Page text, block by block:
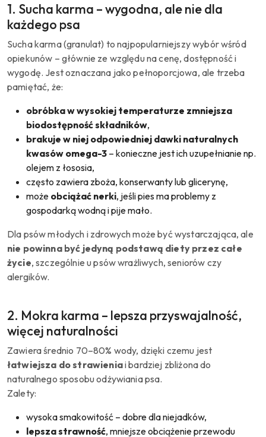
1. Sucha karma – wygodna, ale nie dla
każdego psa
Sucha karma (granulat) to najpopularniejszy wybór wśród
opiekunów – głównie ze względu na cenę, dostępność i
wygodę. Jest oznaczana jako pełnoporcjowa, ale trzeba
pamiętać, że:
obróbka w wysokiej temperaturze zmniejsza
biodostępność składników,
brakuje w niej odpowiedniej dawki naturalnych
kwasów omega-3 – konieczne jest ich uzupełnianie np.
olejem z łososia,
często zawiera zboża, konserwanty lub glicerynę,
może obciążać nerki, jeśli pies ma problemy z
gospodarką wodną i pije mało.
Dla psów młodych i zdrowych może być wystarczająca, ale
nie powinna być jedyną podstawą diety przez całe
życie, szczególnie u psów wrażliwych, seniorów czy
alergików.
2. Mokra karma – lepsza przyswajalność,
więcej naturalności
Zawiera średnio 70–80% wody, dzięki czemu jest
łatwiejsza do strawieniai bardziej zbliżona do
naturalnego sposobu odżywiania psa.
Zalety:
wysoka smakowitość – dobre dla niejadków,
lepsza strawność, mniejsze obciążenie przewodu